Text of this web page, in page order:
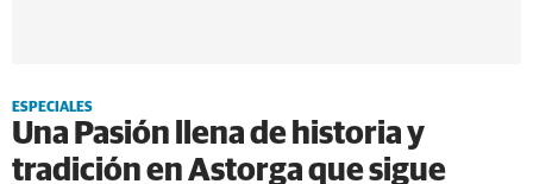
ESPECIALES
Una Pasión llena de historia y
tradición en Astorga que sigue